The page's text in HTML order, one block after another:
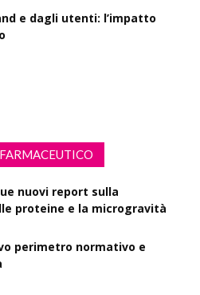
e dagli utenti: l’impatto
nuovi report sulla
proteine e la microgravità
perimetro normativo e